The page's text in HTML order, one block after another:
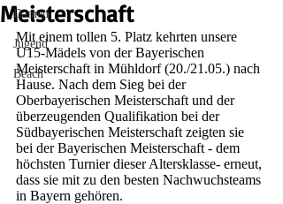
Damen
Jugend
Beach
Meisterschaft
Mit einem tollen 5. Platz kehrten unsere
U15-Mädels von der Bayerischen
Meisterschaft in Mühldorf (20./21.05.) nach
Hause. Nach dem Sieg bei der
Oberbayerischen Meisterschaft und der
überzeugenden Qualifikation bei der
Südbayerischen Meisterschaft zeigten sie
bei der Bayerischen Meisterschaft - dem
höchsten Turnier dieser Altersklasse- erneut,
dass sie mit zu den besten Nachwuchsteams
in Bayern gehören.